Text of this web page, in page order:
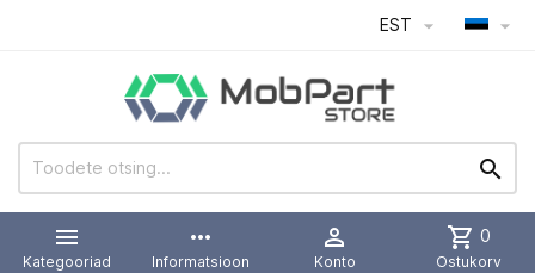
EST  


Kategooriad
more_horiz
Informatsioon

Konto
shopping_cart 0
Ostukorv